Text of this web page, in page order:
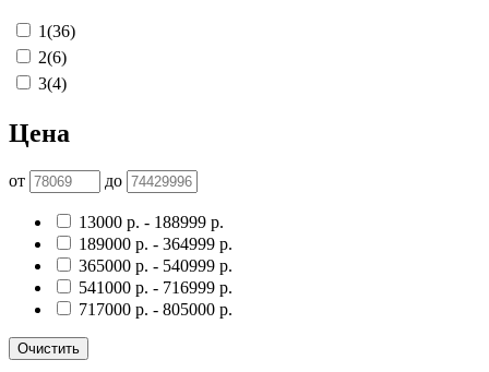
1(36)
2(6)
3(4)
Цена
от до
13000 р. - 188999 р.
189000 р. - 364999 р.
365000 р. - 540999 р.
541000 р. - 716999 р.
717000 р. - 805000 р.
Очистить